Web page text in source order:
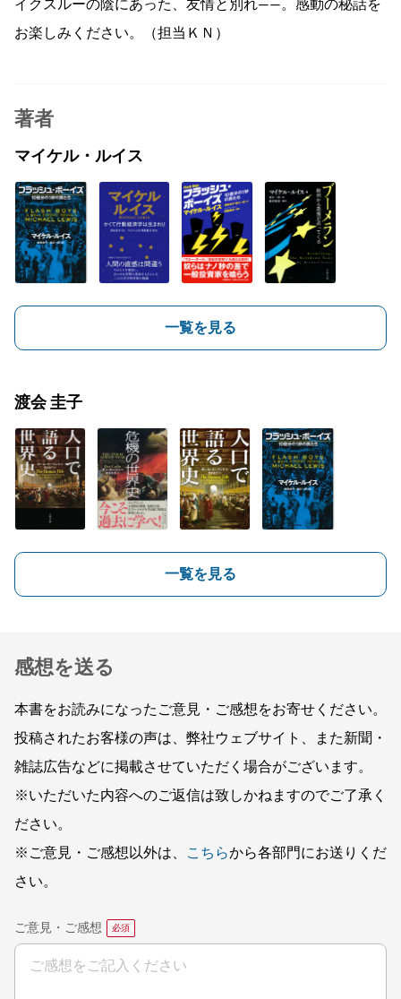
イクスルーの陰にあった、友情と別れ――。感動の秘話を
お楽しみください。（担当ＫＮ）
著者
マイケル・ルイス
一覧を見る
渡会 圭子
一覧を見る
感想を送る
本書をお読みになったご意見・ご感想をお寄せください。
投稿されたお客様の声は、弊社ウェブサイト、また新聞・
雑誌広告などに掲載させていただく場合がございます。
※いただいた内容へのご返信は致しかねますのでご了承く
ださい。
※ご意見・ご感想以外は、
こちらから各部門にお送りくだ
さい。
ご意見・ご感想